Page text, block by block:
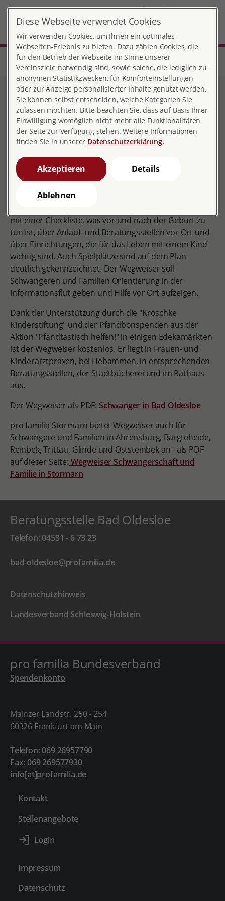
DE
Start Schleswig-Holstein
Beratungsstelle Bad Oldesloe
Wegweiser Schwangerschaft und Familie
Wegweiser
Schwangerschaft und
Familie
Der faltbare Stadtplan ist mit vielen Informationen
rund um Schwangerschaft und Geburt gespickt. Er
mit einer Checkliste, was vor und nach der Geburt zu
tun ist, über Anlauf- und Beratungsstellen vor Ort und
über Einrichtungen, die für das Leben mit einem Kind
wichtig sind. Auch Spielplätze sind auf dem Plan
deutlich gekennzeichnet. Der Wegweiser soll
Schwangeren und Familien Orientierung in der
Informationsflut geben und Hilfe vor Ort aufzeigen.
Dank der Unterstützung durch die "Kroschke
Kinderstiftung" und der Pfandbonspenden aus der
Aktion "Pfandtastisch helfen!" in einigen Edekamärkten
ist der Wegweiser kostenlos. Er liegt in Frauen- und
Kinderarztpraxen, bei Hebammen, in entsprechenden
Beratungsstellen, der Stadtbücherei und im Rathaus
aus.
Der Wegweiser als PDF: Schwanger in Bad Oldesloe
pro familia Stormarn bietet Wegweiser auch für
Schwangere und Familien in Ahrensburg, Bargteheide,
Reinbek, Trittau, Glinde und Oststeinbek an - als PDF
auf dieser Seite: Wegweiser Schwangerschaft und
Familie in Stormarn
Beratungsstelle Bad Oldesloe
Telefon: 04531 - 6 73 23
bad-oldesloe@profamilia.de
Datenschutzhinweis
Landesverband Schleswig-Holstein
pro familia Bundesverband
Spendenkonto
Mainzer Landstr. 250 - 254
60326 Frankfurt am Main
Telefon: 069 26957790
Fax: 069 269577930
info[at]profamilia.de
Kontakt
Stellenangebote
Impressum
Datenschutz
Diese Webseite verwendet Cookies
Wir verwenden Cookies, um Ihnen ein optimales
Webseiten-Erlebnis zu bieten. Dazu zählen Cookies, die
für den Betrieb der Webseite im Sinne unserer
Vereinsziele notwendig sind, sowie solche, die lediglich zu
anonymen Statistikzwecken, für Komforteinstellungen
oder zur Anzeige personalisierter Inhalte genutzt werden.
Sie können selbst entscheiden, welche Kategorien Sie
zulassen möchten. Bitte beachten Sie, dass auf Basis Ihrer
Einwilligung womöglich nicht mehr alle Funktionalitäten
der Seite zur Verfügung stehen. Weitere Informationen
finden Sie in unserer Datenschutzerklärung.
Akzeptieren Details
Ablehnen